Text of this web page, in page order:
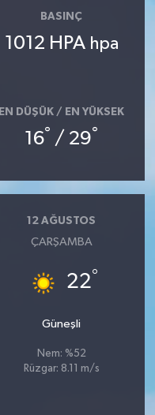
BASINÇ
1012 HPA hpa
EN DÜŞÜK / EN YÜKSEK
16° / 29°
12 AĞUSTOS
ÇARŞAMBA
22°
Güneşli
Nem: %52
Rüzgar: 8.11 m/s